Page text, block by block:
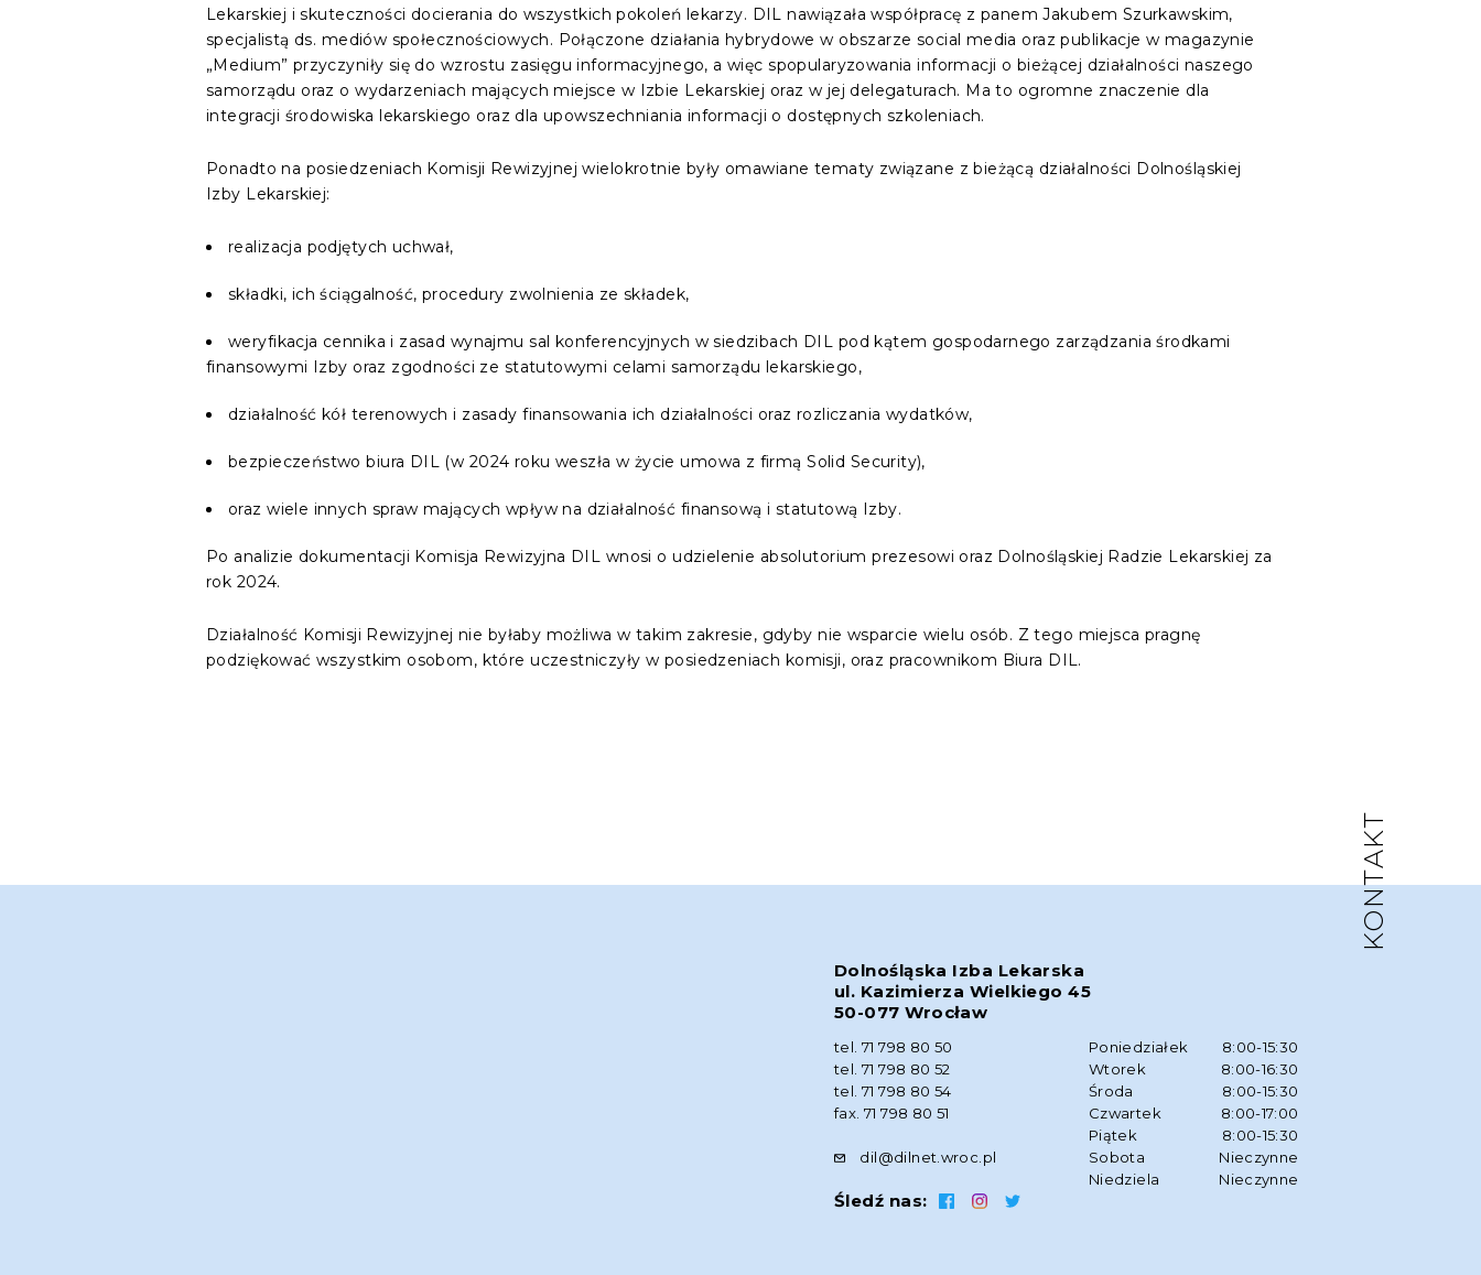
Lekarskiej i skuteczności docierania do wszystkich pokoleń lekarzy. DIL nawiązała współpracę z panem Jakubem Szurkawskim,
specjalistą ds. mediów społecznościowych. Połączone działania hybrydowe w obszarze social media oraz publikacje w magazynie
„Medium” przyczyniły się do wzrostu zasięgu informacyjnego, a więc spopularyzowania informacji o bieżącej działalności naszego
samorządu oraz o wydarzeniach mających miejsce w Izbie Lekarskiej oraz w jej delegaturach. Ma to ogromne znaczenie dla
integracji środowiska lekarskiego oraz dla upowszechniania informacji o dostępnych szkoleniach.
Ponadto na posiedzeniach Komisji Rewizyjnej wielokrotnie były omawiane tematy związane z bieżącą działalności Dolnośląskiej
Izby Lekarskiej:
realizacja podjętych uchwał,
składki, ich ściągalność, procedury zwolnienia ze składek,
weryfikacja cennika i zasad wynajmu sal konferencyjnych w siedzibach DIL pod kątem gospodarnego zarządzania środkami
finansowymi Izby oraz zgodności ze statutowymi celami samorządu lekarskiego,
działalność kół terenowych i zasady finansowania ich działalności oraz rozliczania wydatków,
bezpieczeństwo biura DIL (w 2024 roku weszła w życie umowa z firmą Solid Security),
oraz wiele innych spraw mających wpływ na działalność finansową i statutową Izby.
Po analizie dokumentacji Komisja Rewizyjna DIL wnosi o udzielenie absolutorium prezesowi oraz Dolnośląskiej Radzie Lekarskiej za
rok 2024.
Działalność Komisji Rewizyjnej nie byłaby możliwa w takim zakresie, gdyby nie wsparcie wielu osób. Z tego miejsca pragnę
podziękować wszystkim osobom, które uczestniczyły w posiedzeniach komisji, oraz pracownikom Biura DIL.
KONTAKT
Dolnośląska Izba Lekarska
ul. Kazimierza Wielkiego 45
50-077 Wrocław
tel. 71 798 80 50
tel. 71 798 80 52
tel. 71 798 80 54
fax. 71 798 80 51
dil@dilnet.wroc.pl
Śledź nas:
Poniedziałek
8:00-15:30
Wtorek
8:00-16:30
Środa
8:00-15:30
Czwartek
8:00-17:00
Piątek
8:00-15:30
Sobota
Nieczynne
Niedziela
Nieczynne